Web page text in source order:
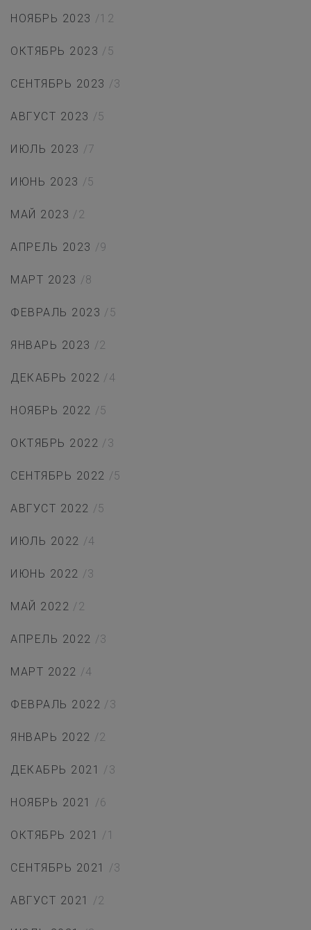
НОЯБРЬ 2023 /12
ОКТЯБРЬ 2023 /5
СЕНТЯБРЬ 2023 /3
АВГУСТ 2023 /5
ИЮЛЬ 2023 /7
ИЮНЬ 2023 /5
МАЙ 2023 /2
АПРЕЛЬ 2023 /9
МАРТ 2023 /8
ФЕВРАЛЬ 2023 /5
ЯНВАРЬ 2023 /2
ДЕКАБРЬ 2022 /4
НОЯБРЬ 2022 /5
ОКТЯБРЬ 2022 /3
СЕНТЯБРЬ 2022 /5
АВГУСТ 2022 /5
ИЮЛЬ 2022 /4
ИЮНЬ 2022 /3
МАЙ 2022 /2
АПРЕЛЬ 2022 /3
МАРТ 2022 /4
ФЕВРАЛЬ 2022 /3
ЯНВАРЬ 2022 /2
ДЕКАБРЬ 2021 /3
НОЯБРЬ 2021 /6
ОКТЯБРЬ 2021 /1
СЕНТЯБРЬ 2021 /3
АВГУСТ 2021 /2